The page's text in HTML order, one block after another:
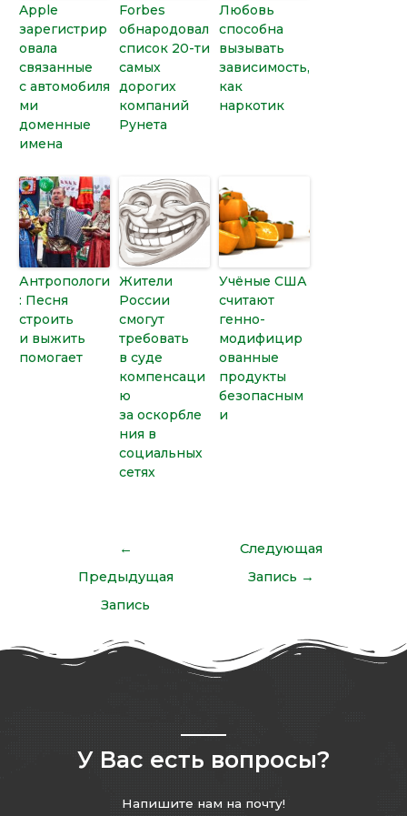
Apple
зарегистрир
овала
связанные
с автомобиля
ми
доменные
имена
Forbes
обнародовал
список 20-ти
самых
дорогих
компаний
Рунета
Любовь
способна
вызывать
зависимость,
как
наркотик
Антропологи
: Песня
строить
и выжить
помогает
Жители
России
смогут
требовать
в суде
компенсаци
ю
за оскорбле
ния в
социальных
сетях
Учёные США
считают
генно-
модифицир
ованные
продукты
безопасным
и
←
Предыдущая
Запись
Следующая
Запись →
У Вас есть вопросы?
Напишите нам на почту!